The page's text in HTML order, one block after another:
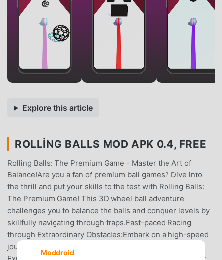
Explore this article
ROLLING BALLS MOD APK 0.4, FREE
Rolling Balls: The Premium Game - Master the Art of
Balance!Are you a fan of premium ball games? Dive into
the thrill and put your skills to the test with Rolling Balls:
The Premium Game! This 3D wheel ball adventure
challenges you to balance the balls and conquer levels by
skillfully navigating through traps.Fast-paced Racing
through Extraordinary Obstacles:Embark on a high-speed
journey through a variety of extraordinary obstacles.
Moddroid